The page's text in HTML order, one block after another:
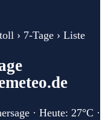
› 7-Tage › Liste
· Heute: 27°C ·